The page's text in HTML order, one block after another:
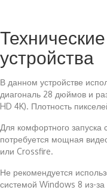
устройства
В данном устройстве
диагональ 28 дюймов и
HD 4K). Плотность
Для комфортного запуска
потребуется мощная
или Crossfire.
Не рекомендуется
системой Windows 8 из-